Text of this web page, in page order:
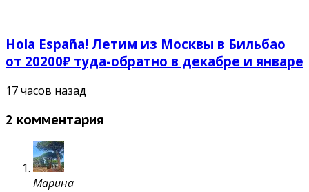
Hola España! Летим из Москвы в Бильбао
от 20200₽ туда-обратно в декабре и январе
17 часов назад
2 комментария
Марина